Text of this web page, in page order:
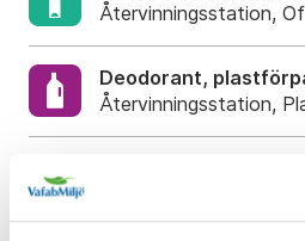
Återvinningsstation,
Deodorant,
Återvinningsstation,